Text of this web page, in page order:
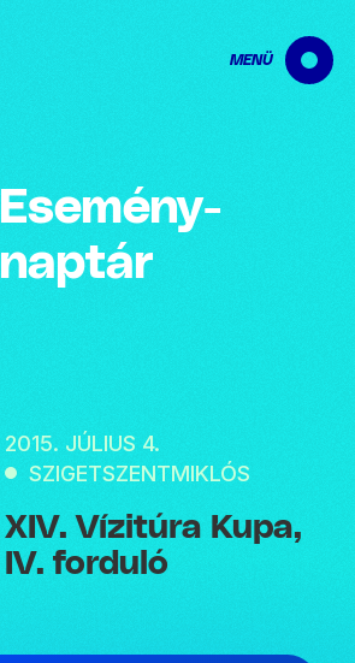
MENÜ
Esemény­
naptár
2015. JÚLIUS 4.
SZIGETSZENTMIKLÓS
XIV. Vízitúra Kupa,
IV. forduló